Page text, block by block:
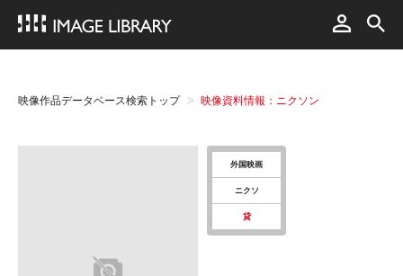
映像作品データベース検索トップ 映像資料情報：ニクソン
外国映画
ニクソ
貸